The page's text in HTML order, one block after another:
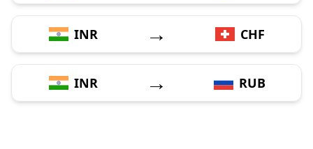
INR → CHF
INR → RUB